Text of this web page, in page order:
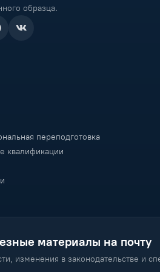
безопасность
и
зданий и
образца.
переподготовка
квалификации
материалы на почту
изменения в законодательстве и